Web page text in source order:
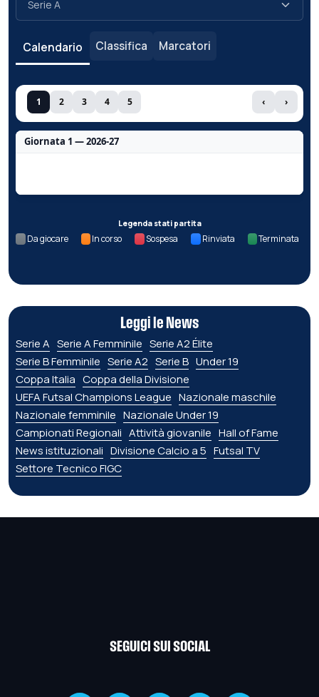
Calendario Classifica Marcatori
1 2 3 4 5 ‹ ›
Giornata 1 — 2026-27
Legenda stati partita
Da giocare In corso Sospesa Rinviata Terminata
Leggi le News
Serie A Serie A Femminile Serie A2 Élite
Serie B Femminile Serie A2 Serie B Under 19
Coppa Italia Coppa della Divisione
UEFA Futsal Champions League Nazionale maschile
Nazionale femminile Nazionale Under 19
Campionati Regionali Attività giovanile Hall of Fame
News istituzionali Divisione Calcio a 5 Futsal TV
Settore Tecnico FIGC
SEGUICI SUI SOCIAL